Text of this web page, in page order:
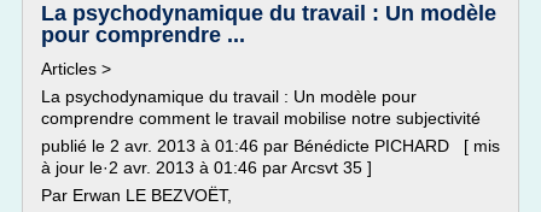
La psychodynamique du travail : Un modèle
pour comprendre ...
Articles >
La psychodynamique du travail : Un modèle pour
comprendre comment le travail mobilise notre subjectivité
publié le 2 avr. 2013 à 01:46 par Bénédicte PICHARD [ mis
à jour le·2 avr. 2013 à 01:46 par Arcsvt 35 ]
Par Erwan LE BEZVOËT,